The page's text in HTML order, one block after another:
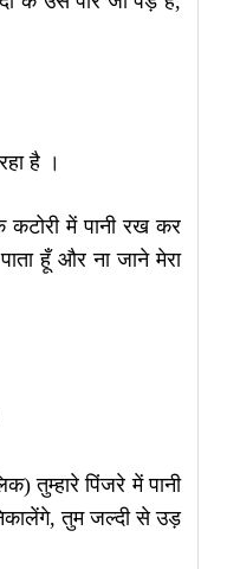
है ।
में पानी रख कर
हूँ और ना जाने मेरा
तुम्हारे पिंजरे में पानी
तुम जल्दी से उड़